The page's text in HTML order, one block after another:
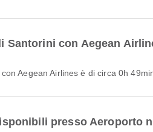
Santorini con Aegean
Aegean Airlines è di circa 0h
presso Aeroporto